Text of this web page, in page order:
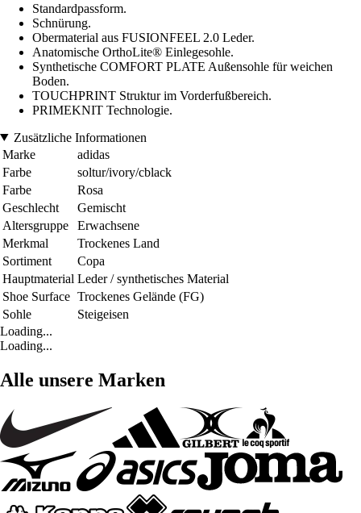
Standardpassform.
Schnürung.
Obermaterial aus FUSIONFEEL 2.0 Leder.
Anatomische OrthoLite® Einlegesohle.
Synthetische COMFORT PLATE Außensohle für weichen
Boden.
TOUCHPRINT Struktur im Vorderfußbereich.
PRIMEKNIT Technologie.
Zusätzliche Informationen
Marke
adidas
Farbe
soltur/ivory/cblack
Farbe
Rosa
Geschlecht
Gemischt
Altersgruppe
Erwachsene
Merkmal
Trockenes Land
Sortiment
Copa
Hauptmaterial Leder / synthetisches Material
Shoe Surface Trockenes Gelände (FG)
Sohle
Steigeisen
Loading...
Loading...
Alle unsere Marken